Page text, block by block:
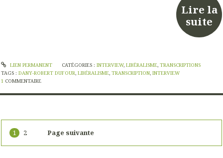
Lire la
suite
LIEN PERMANENT CATÉGORIES : INTERVIEW, LIBÉRALISME, TRANSCRIPTIONS
TAGS : DANY-ROBERT DUFOUR, LIBÉRALISME, TRANSCRIPTION, INTERVIEW
1 COMMENTAIRE
1 2 Page suivante